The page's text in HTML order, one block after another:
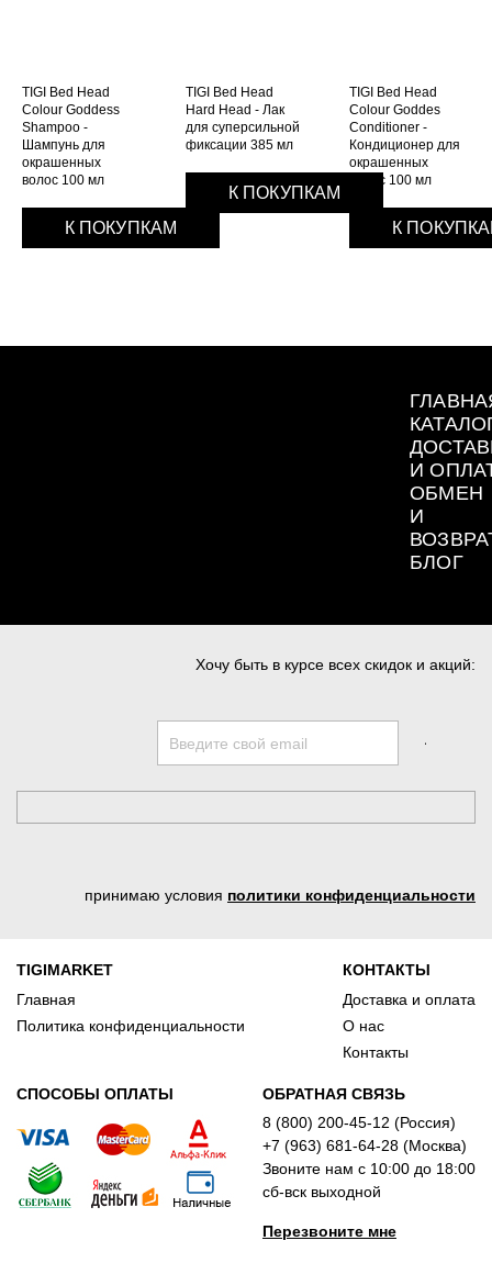
TIGI Bed Head
Colour Goddess
Shampoo -
Шампунь для
окрашенных
волос 100 мл
К ПОКУПКАМ
TIGI Bed Head
Hard Head - Лак
для суперсильной
фиксации 385 мл
К ПОКУПКАМ
TIGI Bed Head
Colour Goddes
Conditioner -
Кондиционер для
окрашенных
волос 100 мл
К
И
ОБМЕН
И
БЛОГ
Хочу быть в курсе всех скидок и акций:
принимаю условия политики конфиденциальности
TIGIMARKET
Главная
Политика конфиденциальности
КОНТАКТЫ
Доставка и оплата
О нас
Контакты
СПОСОБЫ ОПЛАТЫ
ОБРАТНАЯ СВЯЗЬ
8 (800) 200-45-12 (Россия)
+7 (963) 681-64-28 (Москва)
Звоните нам с 10:00 до 18:00
сб-вск выходной
Перезвоните мне